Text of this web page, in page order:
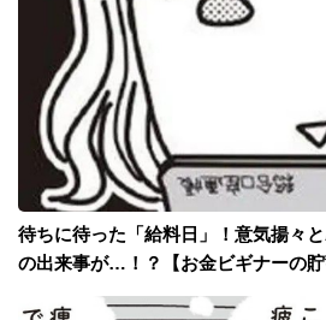
待ちに待った「給料日」！意気揚々
の出来事が…！？【お金ビギナーの貯